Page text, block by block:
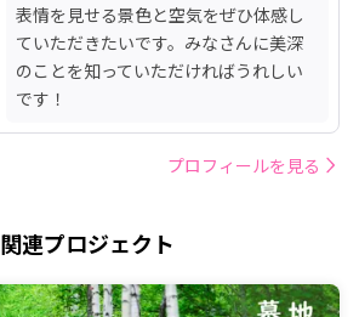
表情を見せる景色と空気をぜひ体感し
ていただきたいです。みなさんに美深
のことを知っていただければうれしい
です！
プロフィールを見る
関連プロジェクト